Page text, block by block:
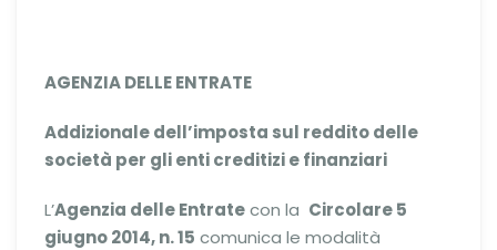
AGENZIA DELLE ENTRATE
Addizionale dell’imposta sul reddito delle
società per gli enti creditizi e finanziari
L’Agenzia delle Entratecon la Circolare 5
giugno 2014, n. 15 comunica le modalità